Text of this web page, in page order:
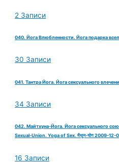
2 Записи
040. Йога Влюбленности. Йога подарка
30 Записи
041. Тантра Йога. Йога сексуального
34 Записи
042. Майтхуна-Йога. Йога сексуального
Sexual-Union. Yoga of Sex. मैथुन-योग 2009-12-
16 Записи